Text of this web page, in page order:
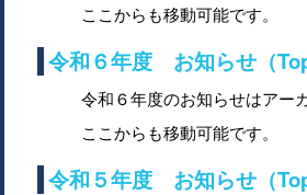
ここからも移動可能です。
令和６年度 お知らせ（
令和６年度のお知らせはアー
ここからも移動可能です。
令和５年度 お知らせ（